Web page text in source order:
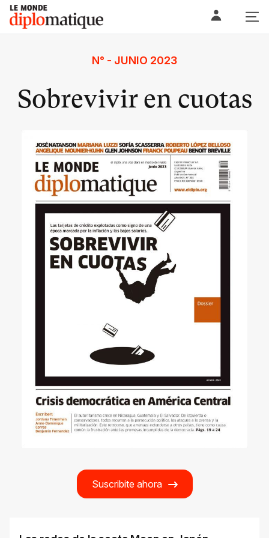
Skip
content
Le monde diplomatique
N° - JUNIO 2023
Sobrevivir en cuotas
Suscribite ahora